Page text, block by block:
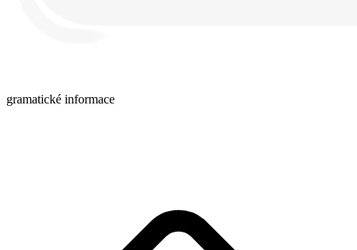
gramatické informace